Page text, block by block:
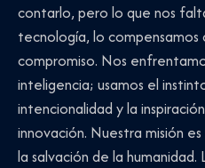
contarlo, pero lo que nos
tecnología, lo compensamos
compromiso. Nos
inteligencia; usamos el
intencionalidad y la
innovación. Nuestra misión
la salvación de la